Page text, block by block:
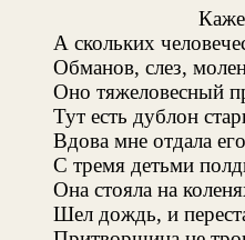
А скольких
Обманов, слез,
Оно тяжеловесный
Тут есть дублон
Вдова мне отдала
С тремя детьми
Она стояла на
Шел дождь, и